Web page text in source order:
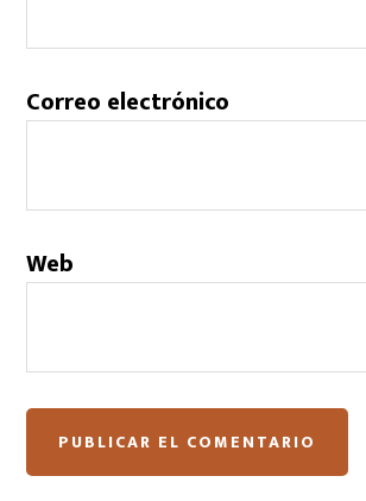
Correo electrónico
Web